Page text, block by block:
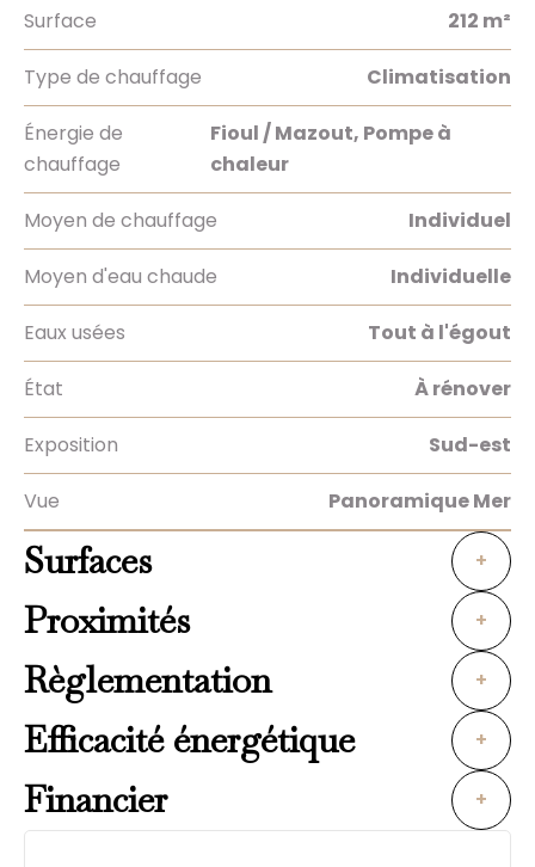
Surface 212 m²
Type de chauffage Climatisation
Énergie de
chauffage
Fioul / Mazout, Pompe à
chaleur
Moyen de chauffage Individuel
Moyen d'eau chaude Individuelle
Eaux usées Tout à l'égout
État À rénover
Exposition Sud-est
Vue Panoramique Mer
Surfaces +
Proximités +
Règlementation +
Efficacité énergétique +
Financier +